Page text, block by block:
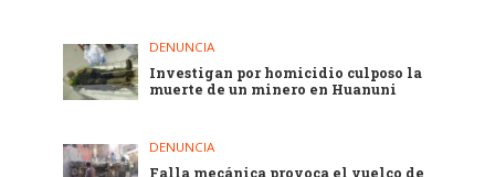
DENUNCIA
Investigan por homicidio culposo la
muerte de un minero en Huanuni
DENUNCIA
Falla mecánica provoca el vuelco de